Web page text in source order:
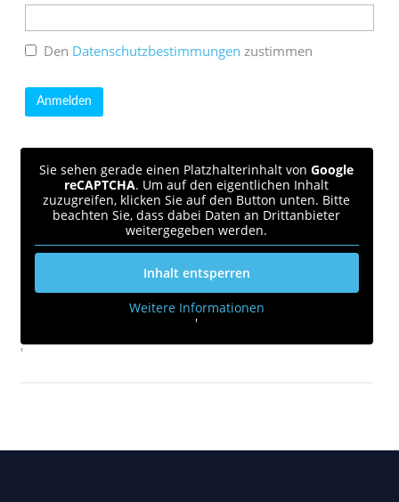
Den Datenschutzbestimmungen zustimmen
Sie sehen gerade einen Platzhalterinhalt vonGoogle
reCAPTCHA. Um auf den eigentlichen Inhalt
zuzugreifen, klicken Sie auf den Button unten. Bitte
beachten Sie, dass dabei Daten an Drittanbieter
weitergegeben werden.
Inhalt entsperren
Weitere Informationen
'
'